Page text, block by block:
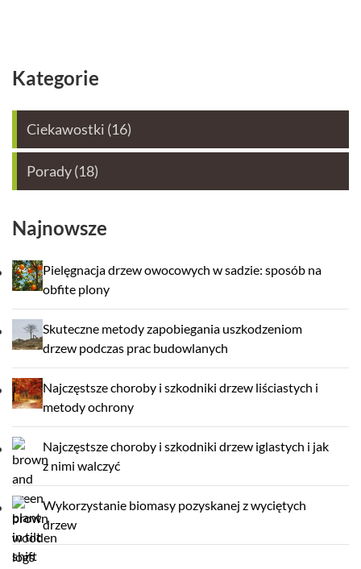
Kategorie
Ciekawostki (16)
Porady(18)
Najnowsze
Pielęgnacja drzew owocowych w sadzie: sposób na
obfite plony
Skuteczne metody zapobiegania uszkodzeniom
drzew podczas prac budowlanych
Najczęstsze choroby i szkodniki drzew liściastych i
metody ochrony
Najczęstsze choroby i szkodniki drzew iglastych i jak
z nimi walczyć
Wykorzystanie biomasy pozyskanej z wyciętych
drzew